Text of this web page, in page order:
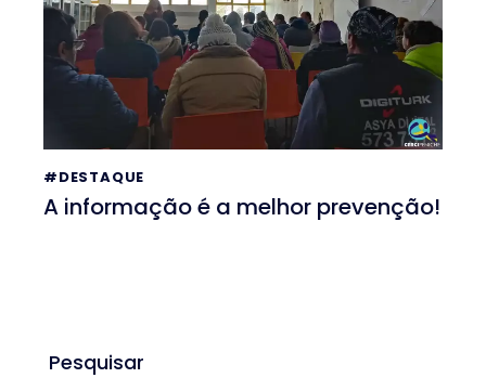
#DESTAQUE
A informação é a melhor prevenção!
Pesquisar